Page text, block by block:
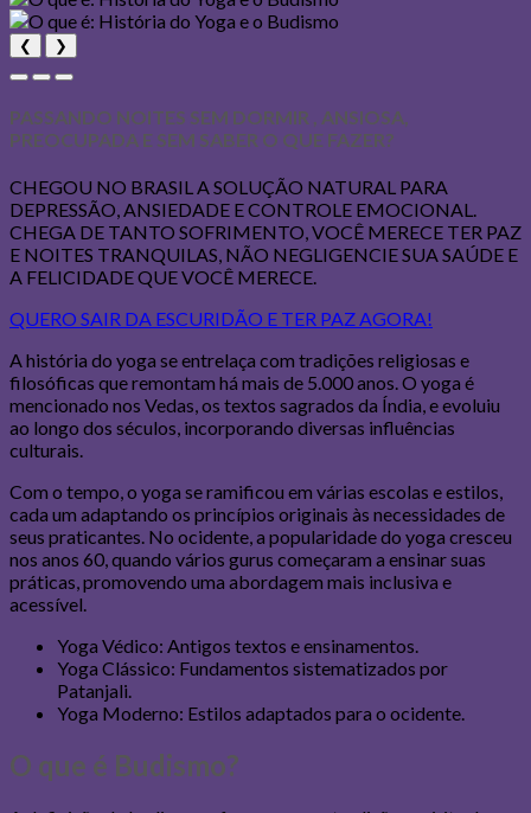
❮ ❯
PASSANDO NOITES SEM DORMIR , ANSIOSA,
PREOCUPADA E SEM SABER O QUE FAZER?
CHEGOU NO BRASIL A SOLUÇÃO NATURAL PARA
DEPRESSÃO, ANSIEDADE E CONTROLE EMOCIONAL.
CHEGA DE TANTO SOFRIMENTO, VOCÊ MERECE TER PAZ
E NOITES TRANQUILAS, NÃO NEGLIGENCIE SUA SAÚDE E
A FELICIDADE QUE VOCÊ MERECE.
QUERO SAIR DA ESCURIDÃO E TER PAZ AGORA!
A história do yoga se entrelaça com tradições religiosas e
filosóficas que remontam há mais de 5.000 anos. O yoga é
mencionado nos Vedas, os textos sagrados da Índia, e evoluiu
ao longo dos séculos, incorporando diversas influências
culturais.
Com o tempo, o yoga se ramificou em várias escolas e estilos,
cada um adaptando os princípios originais às necessidades de
seus praticantes. No ocidente, a popularidade do yoga cresceu
nos anos 60, quando vários gurus começaram a ensinar suas
práticas, promovendo uma abordagem mais inclusiva e
acessível.
Yoga Védico: Antigos textos e ensinamentos.
Yoga Clássico: Fundamentos sistematizados por
Patanjali.
Yoga Moderno: Estilos adaptados para o ocidente.
O que é Budismo?